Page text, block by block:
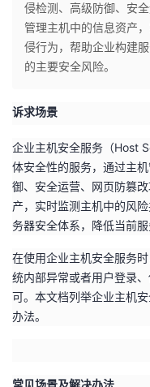
个
人
主
页
我
的
开
发
者
我
的
客
我
论
的
我
侵检测、高级防御、安
管理主机中的信息资产
侵行为，帮助企业构建
的主要安全风险。
诉求场景
企业主机安全服务（Host
体安全性的服务，通过主
御、安全运营、网页防篡
产，实时监测主机中的风
务器安全体系，降低当前
在使用企业主机安全服务
统内部异常或者用户登录
可。本文档列举企业主机
办法。
常见场景及解决办法